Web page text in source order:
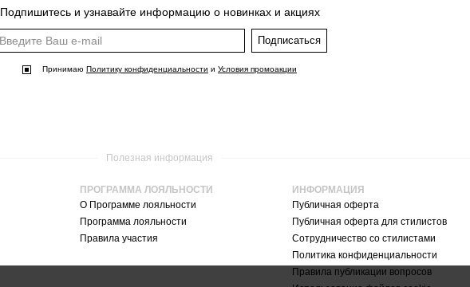
Подпишитесь и узнавайте информацию о новинках и акциях
Подписаться
Принимаю Политику конфиденциальности и Условия промоакции
Полезная информация
ПРОГРАММА ЛОЯЛЬНОСТИ
О Программе лояльности
Программа лояльности
Правила участия
ИНФОРМАЦИЯ
Публичная оферта
Публичная оферта для стилистов
Сотрудничество со стилистами
Политика конфиденциальности
Правила публикации вопросов